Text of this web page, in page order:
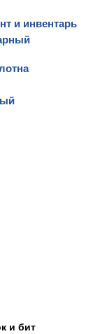
и инвентарь
и бит